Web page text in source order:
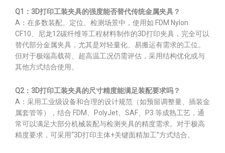
Q1：3D打印工装夹具的强度能否替代传统金属夹具？
A：在多数装配、定位、检测场景中，使用如 FDM Nylon
CF10、尼龙12碳纤维等工程材料制作的3D打印夹具，完全可以
替代部分金属夹具，尤其是对轻量化、易搬运有需求的工位。
但对于极端高载荷、超高温工况仍需评估，采用结构优化或与
其他方式结合使用。
Q2：3D打印工装夹具的尺寸精度能满足装配要求吗？
A：采用工业级设备和合理的设计规范（如预留调整量、插装金
属套管等），结合 FDM、PolyJet、SAF、P3 等成熟工艺，通
常可以满足大部分机械装配与检测夹具的精度需求。对于极高
精度要求，可采用“3D打印主体+关键面精加工”方式结合。